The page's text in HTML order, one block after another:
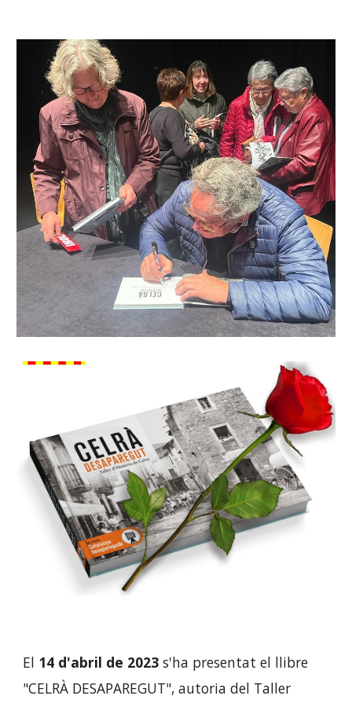
El 14 d'abril de 2023s'ha presentat el llibre
"CELRÀ DESAPAREGUT", autoria del Taller